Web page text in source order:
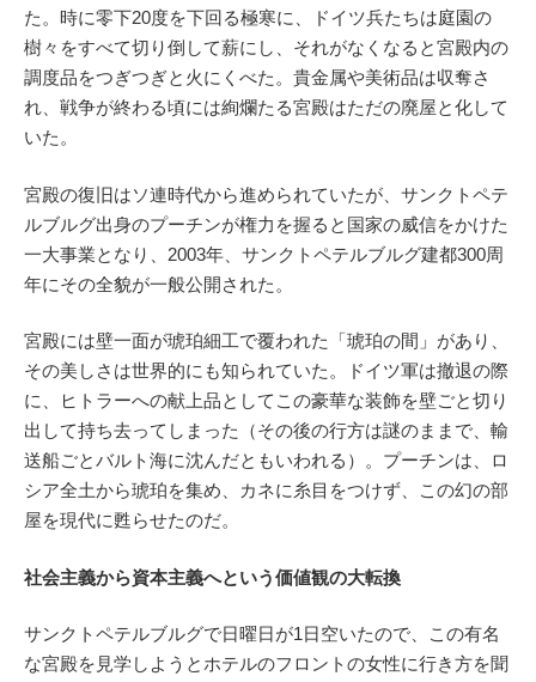
た。時に零下20度を下回る極寒に、ドイツ兵たちは庭園の
樹々をすべて切り倒して薪にし、それがなくなると宮殿内の
調度品をつぎつぎと火にくべた。貴金属や美術品は収奪さ
れ、戦争が終わる頃には絢爛たる宮殿はただの廃屋と化して
いた。
宮殿の復旧はソ連時代から進められていたが、サンクトペテ
ルブルグ出身のプーチンが権力を握ると国家の威信をかけた
一大事業となり、2003年、サンクトペテルブルグ建都300周
年にその全貌が一般公開された。
宮殿には壁一面が琥珀細工で覆われた「琥珀の間」があり、
その美しさは世界的にも知られていた。ドイツ軍は撤退の際
に、ヒトラーへの献上品としてこの豪華な装飾を壁ごと切り
出して持ち去ってしまった（その後の行方は謎のままで、輸
送船ごとバルト海に沈んだともいわれる）。プーチンは、ロ
シア全土から琥珀を集め、カネに糸目をつけず、この幻の部
屋を現代に甦らせたのだ。
社会主義から資本主義へという価値観の大転換
サンクトペテルブルグで日曜日が1日空いたので、この有名
な宮殿を見学しようとホテルのフロントの女性に行き方を聞